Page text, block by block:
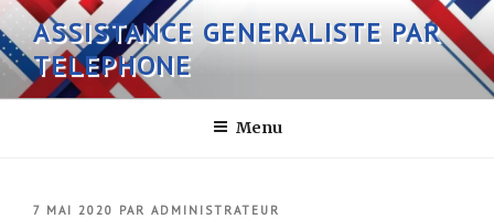
Aller
au
contenu
principal
ASSISTANCE GENERALISTE PAR
TELEPHONE
Menu
PUBLIÉ
7 MAI 2020 PAR ADMINISTRATEUR